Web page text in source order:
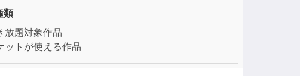
類
放題対象作品
ットが使える作品